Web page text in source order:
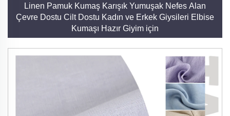
Linen Pamuk Kumaş Karışık Yumuşak Nefes Alan
Çevre Dostu Cilt Dostu Kadın ve Erkek Giysileri Elbise
Kumaşı Hazır Giyim için